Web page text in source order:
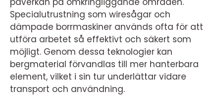
Specialutrustning som wiresågar och
dämpade borrmaskiner används ofta för att
utföra arbetet så effektivt och säkert som
möjligt. Genom dessa teknologier kan
bergmaterial förvandlas till mer hanterbara
element, vilket i sin tur underlättar vidare
transport och användning.